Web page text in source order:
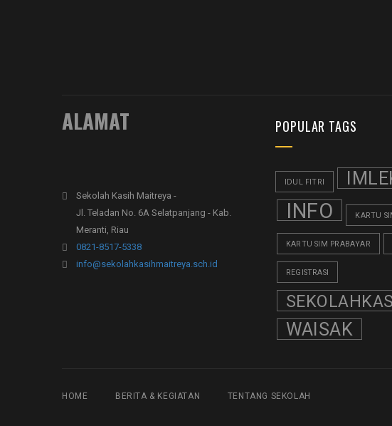
ALAMAT
Sekolah Kasih Maitreya -
Jl. Teladan No. 6A Selatpanjang - Kab.
Meranti, Riau
0821-8517-5338
info@sekolahkasihmaitreya.sch.id
POPULAR TAGS
IDUL FITRI
INFO KARTU
KARTU SIM PRABAYAR
REGISTRASI
WAISAK
HOME BERITA & KEGIATAN TENTANG SEKOLAH